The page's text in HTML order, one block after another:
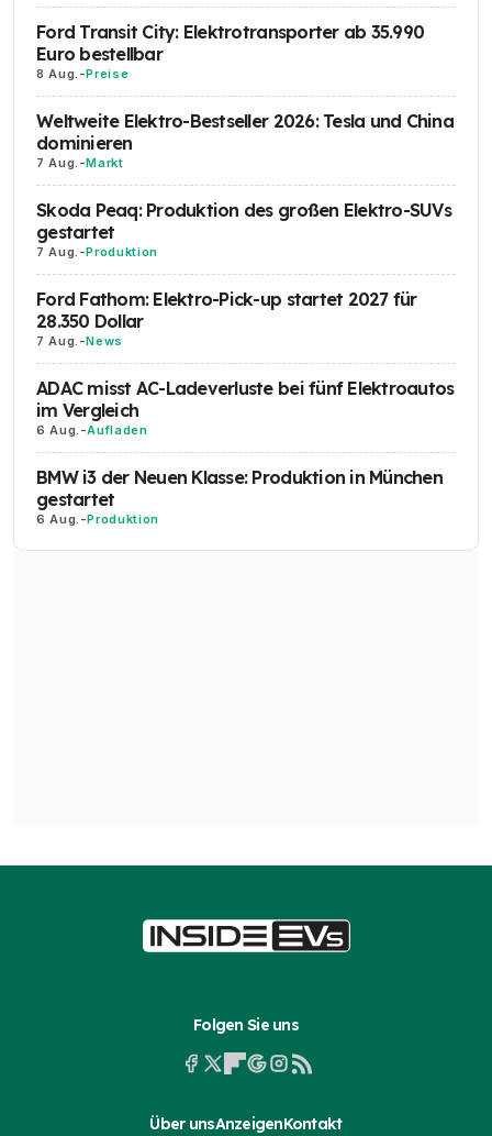
Ford Transit City: Elektrotransporter ab 35.990
Euro bestellbar
8 Aug. -Preise
Weltweite Elektro-Bestseller 2026: Tesla und China
dominieren
7 Aug. -Markt
Skoda Peaq: Produktion des großen Elektro-SUVs
gestartet
7 Aug. -Produktion
Ford Fathom: Elektro-Pick-up startet 2027 für
28.350 Dollar
7 Aug. -News
ADAC misst AC-Ladeverluste bei fünf Elektroautos
im Vergleich
6 Aug. -Aufladen
BMW i3 der Neuen Klasse: Produktion in München
gestartet
6 Aug. -Produktion
Folgen Sie uns
Über unsAnzeigenKontakt